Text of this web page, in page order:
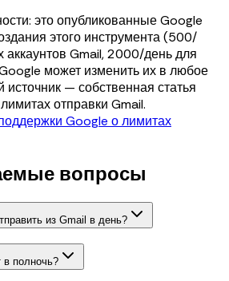
это опубликованные Google
этого инструмента (500/
аккаунтов Gmail, 2000/день для
может изменить их в любое
— собственная статья
отправки Gmail.
Google о лимитах
вопросы
из Gmail в день?
полночь?